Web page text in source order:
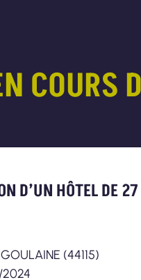
COURS
D’UN HÔTEL DE 27
(44115)